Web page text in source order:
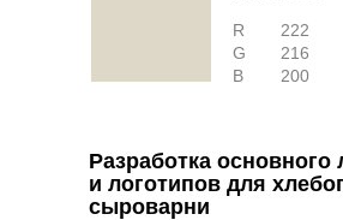
R
G
B
222
216
200
Разработка основного
и логотипов для
сыроварни